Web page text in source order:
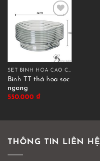
SET BÌNH HOA CAO CẤP
Bình TT thả hoa sọc
ngang
550.000 ₫
THÔNG TIN LIÊN HỆ